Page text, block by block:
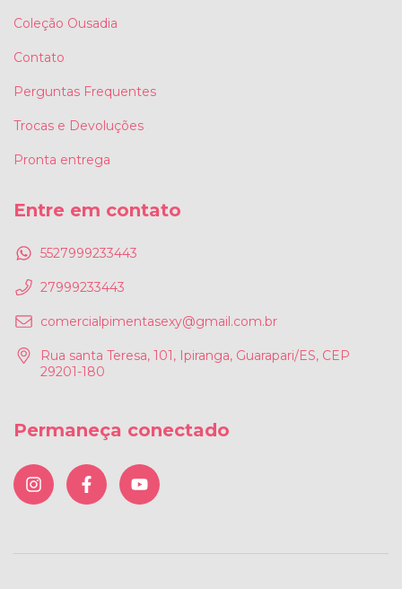
Coleção Ousadia
Contato
Perguntas Frequentes
Trocas e Devoluções
Pronta entrega
Entre em contato
5527999233443
27999233443
comercialpimentasexy@gmail.com.br
Rua santa Teresa, 101, Ipiranga, Guarapari/ES, CEP
29201-180
Permaneça conectado